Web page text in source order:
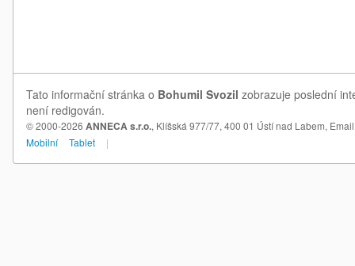
Tato informační stránka o Bohumil Svozil zobrazuje poslední
není redigován.
© 2000-2026 ANNECA s.r.o., Klíšská 977/77, 400 01 Ústí nad Labem,
Mobilní
Tablet |